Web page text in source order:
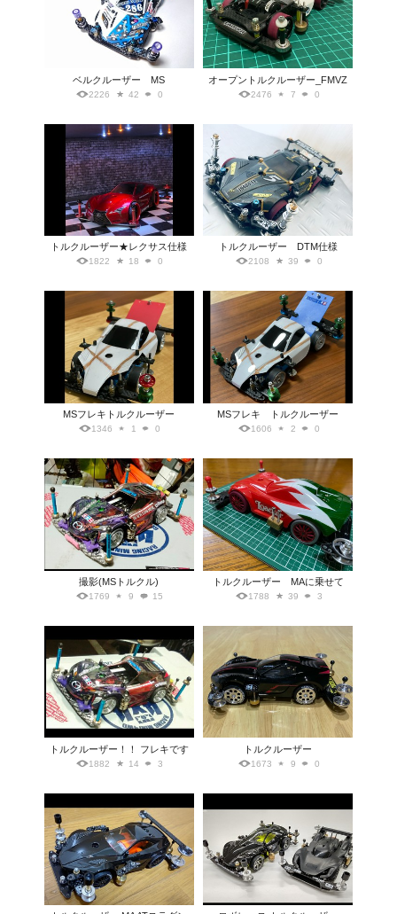
ベルクルーザー MS
2226 42 0
オープントルクルーザー_FMVZ
2476 7 0
トルクルーザー★レクサス仕様
1822 18 0
トルクルーザー DTM仕様
2108 39 0
MSフレキトルクルーザー
1346 1 0
MSフレキ トルクルーザー
1606 2 0
撮影(MSトルクル)
1769 9 15
トルクルーザー MAに乗せて
1788 39 3
トルクルーザー！！ フレキです
1882 14 3
トルクルーザー
1673 9 0